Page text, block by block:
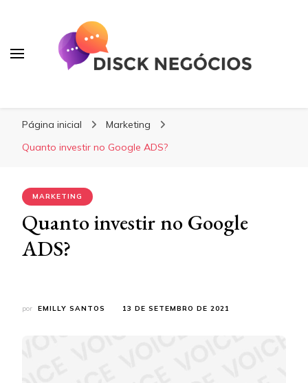
Página inicial
Marketing
Quanto investir no Google ADS?
MARKETING
Quanto investir no Google
ADS?
por EMILLY SANTOS 13 DE SETEMBRO DE 2021